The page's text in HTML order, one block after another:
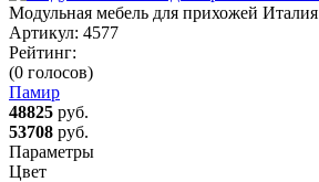
Модульная мебель для прихожей Италия
Артикул: 4577
Рейтинг:
(0 голосов)
Памир
48825 руб.
53708 руб.
Параметры
Цвет